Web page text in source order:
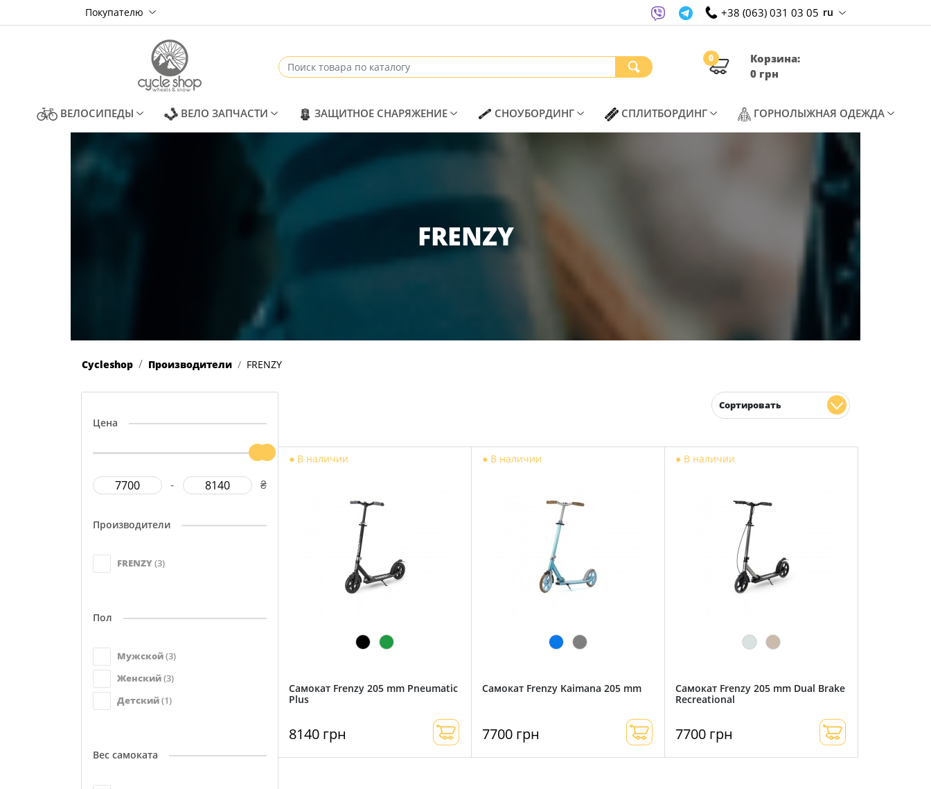
Покупателю +38 (063) 031 03 05 ru
0
Корзина:
0 грн
ВЕЛОСИПЕДЫ(CURRENT)ВЕЛО ЗАПЧАСТИ(CURRENT)ЗАЩИТНОЕ СНАРЯЖЕНИЕ(CURRENT)СНОУБОРДИНГ(CURRENT)СПЛИТБОРДИНГ(CURRENT)ГОРНОЛЫЖНАЯ ОДЕЖДА
FRENZY
Cycleshop Производители FRENZY
Цена
- ₴
Производители
FRENZY(3)
Пол
Мужской(3)
Женский(3)
Детский(1)
Вес самоката
Сортировать
● В наличии
Самокат Frenzy 205 mm Pneumatic
Plus
8140 грн
●В наличии
Самокат Frenzy Kaimana 205 mm
7700 грн
●В наличии
Самокат Frenzy 205 mm Dual Brake
Recreational
7700 грн